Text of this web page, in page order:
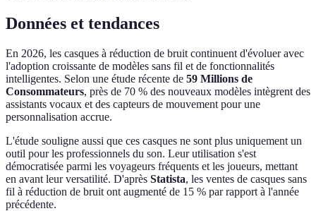
Données et tendances
En 2026, les casques à réduction de bruit continuent d'évoluer avec
l'adoption croissante de modèles sans fil et de fonctionnalités
intelligentes. Selon une étude récente de 59 Millions de
Consommateurs, près de 70 % des nouveaux modèles intègrent des
assistants vocaux et des capteurs de mouvement pour une
personnalisation accrue.
L'étude souligne aussi que ces casques ne sont plus uniquement un
outil pour les professionnels du son. Leur utilisation s'est
démocratisée parmi les voyageurs fréquents et les joueurs, mettant
en avant leur versatilité. D'après Statista, les ventes de casques sans
fil à réduction de bruit ont augmenté de 15 % par rapport à l'année
précédente.